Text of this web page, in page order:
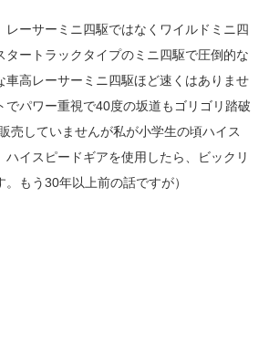
レーサーミニ四駆ではなくワイルドミニ四
タートラックタイプのミニ四駆で圧倒的な
車高レーサーミニ四駆ほど速くはありませ
でパワー重視で40度の坂道もゴリゴリ踏破
売していませんが私が小学生の頃ハイス
ハイスピードギアを使用したら、ビックリ
もう30年以上前の話ですが）